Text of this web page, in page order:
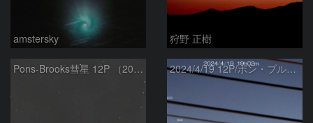
amstersky 狩野 正樹
Pons-Brooks彗星 12P （2024/04/08） 米国テキサス州 2024/4/19 12P/ポン・ブルックス彗星・木星・天王星